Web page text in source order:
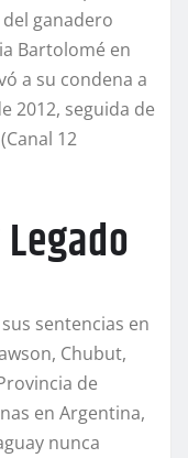
ganadero
Bartolomé en
a su condena a
2012, seguida de
12
sentencias en
Chubut,
de
en Argentina,
nunca